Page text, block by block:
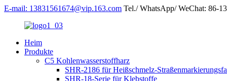
E-mail: 13831561674@vip.163.com Tel./ WhatsApp/ WeChat: 86-
Heim
Produkte
C5 Kohlenwasserstoffharz
SHR-2186 für Heißschmelz-
SHR-18-Serie für Klebstoffe